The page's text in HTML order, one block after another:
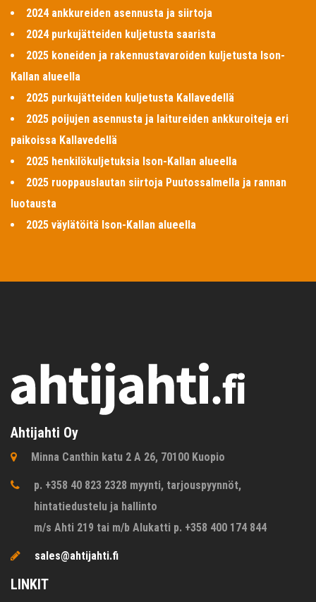
2024 ankkureiden asennusta ja siirtoja
2024 purkujätteiden kuljetusta saarista
2025 koneiden ja rakennustavaroiden kuljetusta Ison-
Kallan alueella
2025 purkujätteiden kuljetusta Kallavedellä
2025 poijujen asennusta ja laitureiden ankkuroiteja eri
paikoissa Kallavedellä
2025 henkilökuljetuksia Ison-Kallan alueella
2025 ruoppauslautan siirtoja Puutossalmella ja rannan
luotausta
2025 väylätöitä Ison-Kallan alueella
Ahtijahti Oy
Minna Canthin katu 2 A 26, 70100 Kuopio
p. +358 40 823 2328 myynti, tarjouspyynnöt,
hintatiedustelu ja hallinto
m/s Ahti 219 tai m/b Alukatti p. +358 400 174 844
sales@ahtijahti.fi
LINKIT